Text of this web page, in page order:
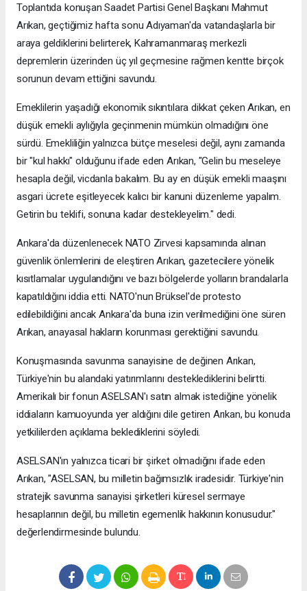
Toplantıda konuşan Saadet Partisi Genel Başkanı Mahmut
Arıkan, geçtiğimiz hafta sonu Adıyaman'da vatandaşlarla bir
araya geldiklerini belirterek, Kahramanmaraş merkezli
depremlerin üzerinden üç yıl geçmesine rağmen kentte birçok
sorunun devam ettiğini savundu.
Emeklilerin yaşadığı ekonomik sıkıntılara dikkat çeken Arıkan, en
düşük emekli aylığıyla geçinmenin mümkün olmadığını öne
sürdü. Emekliliğin yalnızca bütçe meselesi değil, aynı zamanda
bir "kul hakkı" olduğunu ifade eden Arıkan, "Gelin bu meseleye
hesapla değil, vicdanla bakalım. Bu ay en düşük emekli maaşını
asgari ücrete eşitleyecek kalıcı bir kanuni düzenleme yapalım.
Getirin bu teklifi, sonuna kadar destekleyelim." dedi.
Ankara'da düzenlenecek NATO Zirvesi kapsamında alınan
güvenlik önlemlerini de eleştiren Arıkan, gazetecilere yönelik
kısıtlamalar uygulandığını ve bazı bölgelerde yolların brandalarla
kapatıldığını iddia etti. NATO'nun Brüksel'de protesto
edilebildiğini ancak Ankara'da buna izin verilmediğini öne süren
Arıkan, anayasal hakların korunması gerektiğini savundu.
Konuşmasında savunma sanayisine de değinen Arıkan,
Türkiye'nin bu alandaki yatırımlarını desteklediklerini belirtti.
Amerikalı bir fonun ASELSAN'ı satın almak istediğine yönelik
iddiaların kamuoyunda yer aldığını dile getiren Arıkan, bu konuda
yetkililerden açıklama beklediklerini söyledi.
ASELSAN'ın yalnızca ticari bir şirket olmadığını ifade eden
Arıkan, "ASELSAN, bu milletin bağımsızlık iradesidir. Türkiye'nin
stratejik savunma sanayisi şirketleri küresel sermaye
hesaplarının değil, bu milletin egemenlik hakkının konusudur."
değerlendirmesinde bulundu.